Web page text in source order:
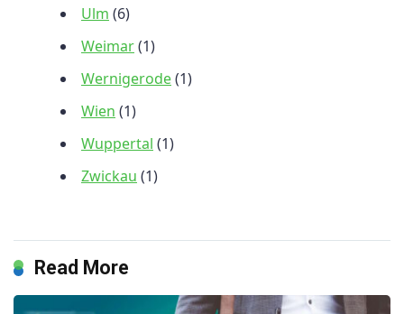
Ulm (6)
Weimar(1)
Wernigerode(1)
Wien (1)
Wuppertal (1)
Zwickau (1)
Read More